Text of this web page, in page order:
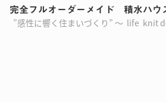
完全フルオーダーメイド 積水ハウ
”感性に響く住まいづくり” ～ life knit